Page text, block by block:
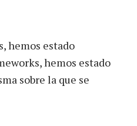
hemos estado
hemos estado
sobre la que se